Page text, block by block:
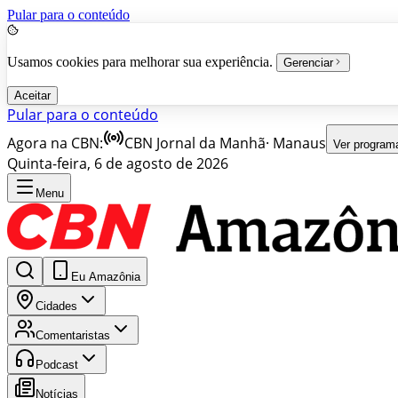
Pular para o conteúdo
Usamos cookies para melhorar sua experiência. Gerenciar
Aceitar
Pular para o conteúdo
Agora na CBN:
CBN Jornal da Manhã· Manaus Ver
Quinta-feira, 6 de agosto de 2026
Menu
Eu Amazônia
Cidades
Comentaristas
Podcast
Notícias